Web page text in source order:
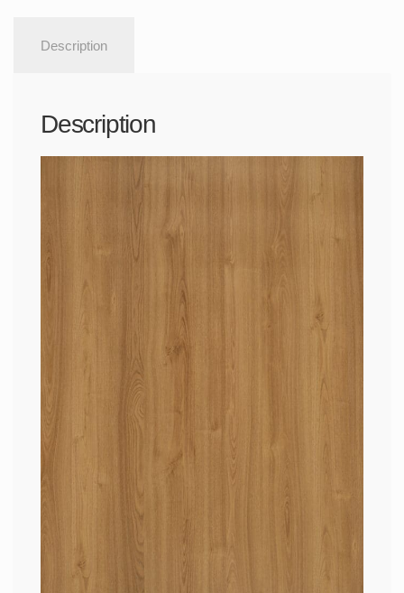
Description
Description